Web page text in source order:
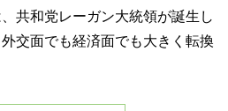
共和党レーガン大統領が誕生し
交面でも経済面でも大きく転換